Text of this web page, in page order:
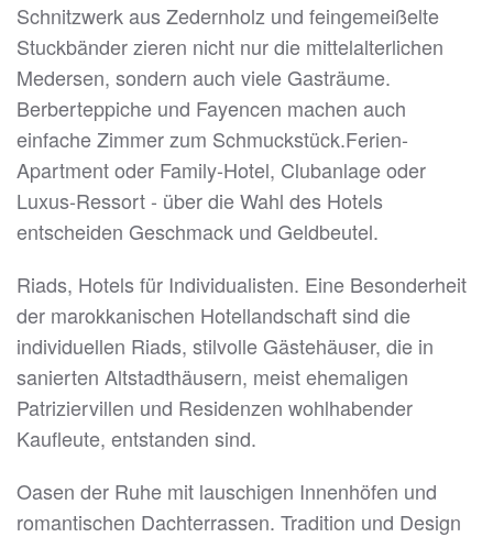
Schnitzwerk aus Zedernholz und feingemeißelte
Stuckbänder zieren nicht nur die mittelalterlichen
Medersen, sondern auch viele Gasträume.
Berberteppiche und Fayencen machen auch
einfache Zimmer zum Schmuckstück.Ferien-
Apartment oder Family-Hotel, Clubanlage oder
Luxus-Ressort - über die Wahl des Hotels
entscheiden Geschmack und Geldbeutel.
Riads, Hotels für Individualisten. Eine Besonderheit
der marokkanischen Hotellandschaft sind die
individuellen Riads, stilvolle Gästehäuser, die in
sanierten Altstadthäusern, meist ehemaligen
Patriziervillen und Residenzen wohlhabender
Kaufleute, entstanden sind.
Oasen der Ruhe mit lauschigen Innenhöfen und
romantischen Dachterrassen. Tradition und Design